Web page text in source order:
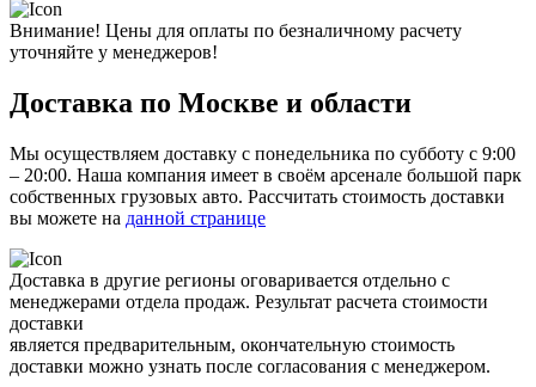
Внимание! Цены для оплаты по безналичному расчету
уточняйте у менеджеров!
Доставка по Москве и области
Мы осуществляем доставку с понедельника по субботу с 9:00
– 20:00. Наша компания имеет в своём арсенале большой парк
собственных грузовых авто. Рассчитать стоимость доставки
вы можете на данной странице
Доставка в другие регионы оговаривается отдельно с
менеджерами отдела продаж. Результат расчета стоимости
доставки
является предварительным, окончательную стоимость
доставки можно узнать после согласования с менеджером.